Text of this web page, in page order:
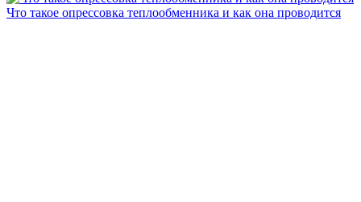
Что такое опрессовка теплообменника и как она проводится